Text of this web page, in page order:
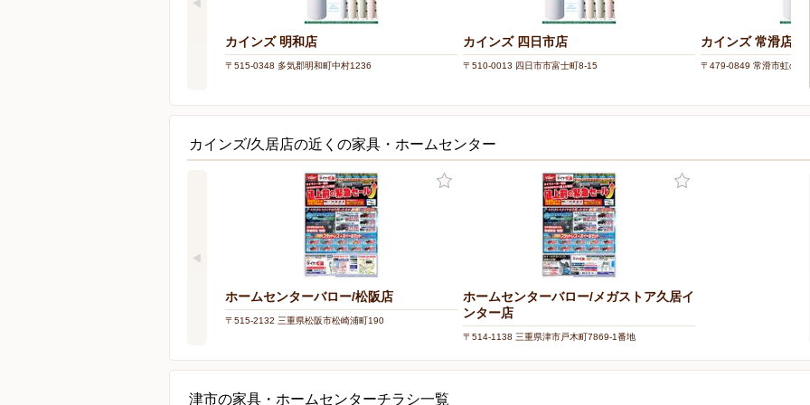
カインズ 明和店
〒515-0348 多気郡明和町中村1236
カインズ 四日市店
〒510-0013 四日市市富士町8-15
カインズ 常滑店
〒479-0849 常滑市虹の丘
カインズ/久居店の近くの家具・ホームセンター
ホームセンターバロー/松阪店
〒515-2132 三重県松阪市松崎浦町190
ホームセンターバロー/メガストア久居イ
ンター店
〒514-1138 三重県津市戸木町7869-1番地
津市の家具・ホームセンターチラシ一覧